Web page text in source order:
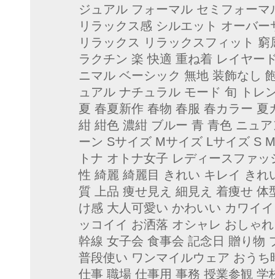
ジュアル フォーマル セミフォー
リラックス感 シルエット オーバ
リラックス リラックスフィット
ラクチン 楽 快適 重ね着 レイヤー
ニマル ベーシック 無地 装飾なし
ュアル ナチュラル モード 旬 トレ
夏 春夏新作 春物 春服 春カラー
紺 紺色 濃紺 ブルー 青 青色 ニュ
ーン Sサイズ Mサイズ Lサイズ S
トナ オトナ女子 レディースファ
性 綺麗 綺麗目 きれい キレイ き
質 上品 痩せ見え 細見え 着痩せ
け感 大人可愛い かわいい カワイ
ッコイイ お洒落 オシャレ おしゃ
幹線 女子会 食事会 記念日 贈り物
普段使い ワンマイルウェア おう
仕事 職場 仕事用 事務 授業参観